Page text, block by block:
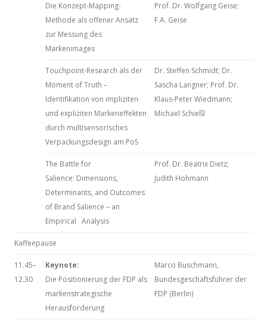
Die Konzept-Mapping-
Methode als offener Ansatz
zur Messung des
Markenimages
Prof. Dr. Wolfgang Geise;
F.A. Geise
Touchpoint-Research als der
Moment of Truth –
Identifikation von impliziten
und expliziten Markeneffekten
durch multisensorisches
Verpackungsdesign am PoS
Dr. Steffen Schmidt; Dr.
Sascha Langner; Prof. Dr.
Klaus-Peter Wiedmann;
Michael Schießl
The Battle for
Salience: Dimensions,
Determinants, and Outcomes
of Brand Salience – an
Empirical Analysis
Prof. Dr. Beatrix Dietz;
Judith Hohmann
Kaffeepause
11.45–
12.30
Keynote:
Die Positionierung der FDP als
markenstrategische
Herausforderung
Marco Buschmann,
Bundesgeschäftsführer der
FDP (Berlin)